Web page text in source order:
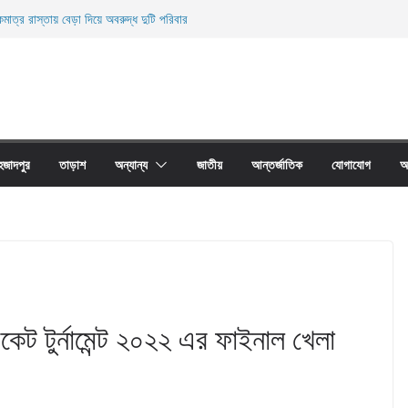
রাস্তায় বেড়া দিয়ে অবরুদ্ধ দুটি পরিবার
তাড়াশ অন্যান্য জাতীয় আন্তর্জাতিক যোগাযোগ
টুর্নামেন্ট ২০২২ এর ফাইনাল খেলা